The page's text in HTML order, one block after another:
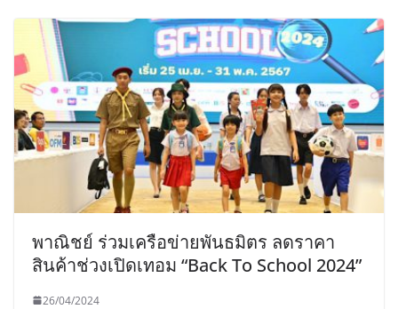
พาณิชย์ ร่วมเครือข่ายพันธมิตร ลดราคา
สินค้าช่วงเปิดเทอม “Back To School 2024”
26/04/2024